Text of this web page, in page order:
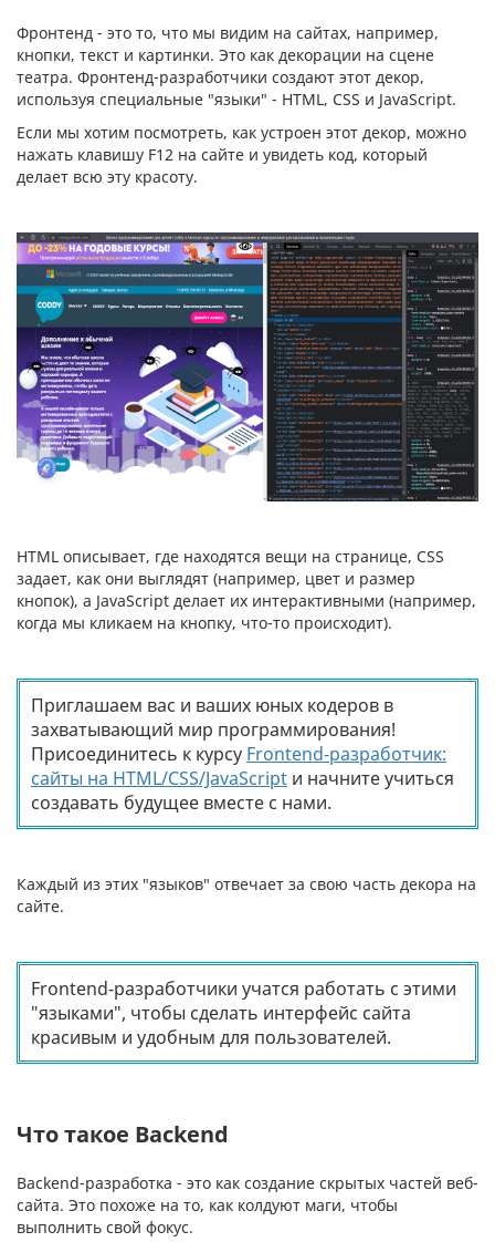
Фронтенд - это то, что мы видим на сайтах, например,
кнопки, текст и картинки. Это как декорации на сцене
театра. Фронтенд-разработчики создают этот декор,
используя специальные "языки" - HTML, CSS и JavaScript.
Если мы хотим посмотреть, как устроен этот декор, можно
нажать клавишу F12 на сайте и увидеть код, который
делает всю эту красоту.
HTML описывает, где находятся вещи на странице, CSS
задает, как они выглядят (например, цвет и размер
кнопок), а JavaScript делает их интерактивными (например,
когда мы кликаем на кнопку, что-то происходит).
Приглашаем вас и ваших юных кодеров в
захватывающий мир программирования!
Присоединитесь к курсу Frontend-разработчик:
сайты на HTML/CSS/JavaScript и начните учиться
создавать будущее вместе с нами.
Каждый из этих "языков" отвечает за свою часть декора на
сайте.
Frontend-разработчики учатся работать с этими
"языками", чтобы сделать интерфейс сайта
красивым и удобным для пользователей.
Что такое Backend
Backend-разработка - это как создание скрытых частей веб-
сайта. Это похоже на то, как колдуют маги, чтобы
выполнить свой фокус.